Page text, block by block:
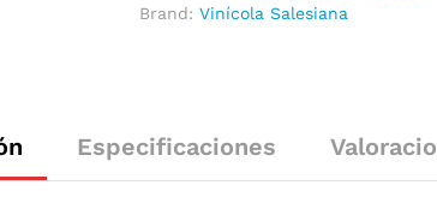
Brand:Vinícola Salesiana
Especificaciones